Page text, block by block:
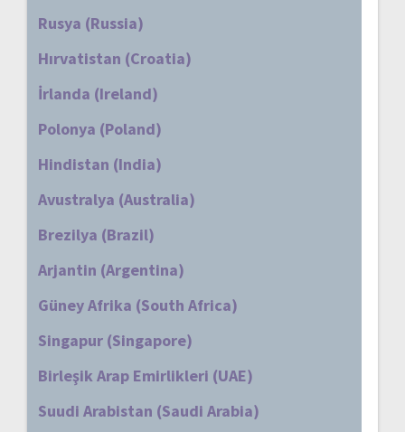
Rusya (Russia)
Hırvatistan (Croatia)
İrlanda (Ireland)
Polonya (Poland)
Hindistan (India)
Avustralya (Australia)
Brezilya (Brazil)
Arjantin (Argentina)
Güney Afrika (South Africa)
Singapur (Singapore)
Birleşik Arap Emirlikleri (UAE)
Suudi Arabistan (Saudi Arabia)